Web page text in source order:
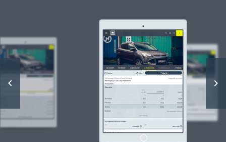
keyboard_arrow_left keyboard_arrow_right